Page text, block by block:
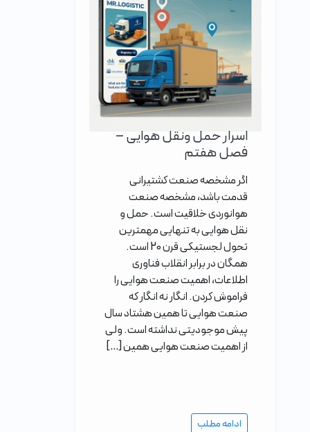
اسرار حمل ونقل هوایی –
فصل هفتم
اگر مشخصه صنعت کشتیرانی
قدمت باشد، مشخصه صنعت
هوانوردی خلاقیت است. حمل و
نقل هوایی به تنهایی مهمترین
تحول لجستیکی قرن 20 است.
همگان در برابر انقلاب فناوری
اطلاعات، اهمیت صنعت هوایی را
فراموش کردن. انگار نه انگار که
صنعت هوایی تا همین هشتاد سال
پیش موجودیتی نداشته است. ولی
از اهمیت صنعت هوایی همین […]
ادامه مطلب